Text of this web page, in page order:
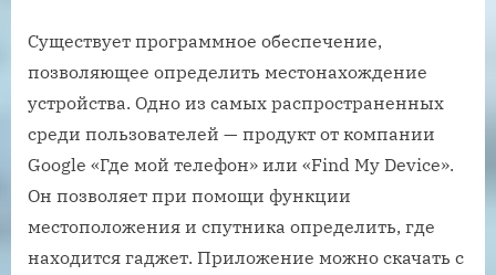
Существует программное обеспечение,
позволяющее определить местонахождение
устройства. Одно из самых распространенных
среди пользователей — продукт от компании
Google «Где мой телефон» или «Find My Device».
Он позволяет при помощи функции
местоположения и спутника определить, где
находится гаджет. Приложение можно скачать с